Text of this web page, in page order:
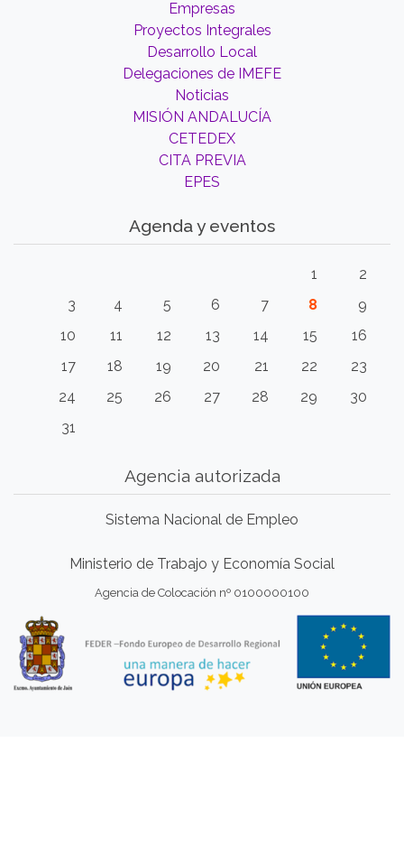
Empresas
Proyectos Integrales
Desarrollo Local
Delegaciones de IMEFE
Noticias
MISIÓN ANDALUCÍA
CETEDEX
CITA PREVIA
EPES
Agenda y eventos
1
2
3
4 5 6 7 8
9
10
11 12 13 14 15
16
17
18 19 20 21 22
23
24
25 26 27 28 29
30
31
Agencia autorizada
Sistema Nacional de Empleo
Ministerio de Trabajo y Economía Social
Agencia de Colocación nº 0100000100